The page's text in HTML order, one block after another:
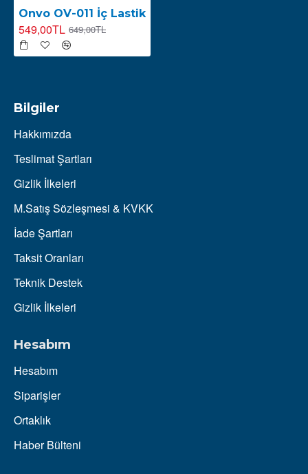
Onvo OV-011 İç Lastik
549,00TL 649,00TL
Bilgiler
Hakkımızda
Teslimat Şartları
Gizlik İlkeleri
M.Satış Sözleşmesi & KVKK
İade Şartları
Taksit Oranları
Teknik Destek
Gizlik İlkeleri
Hesabım
Hesabım
Siparişler
Ortaklık
Haber Bülteni